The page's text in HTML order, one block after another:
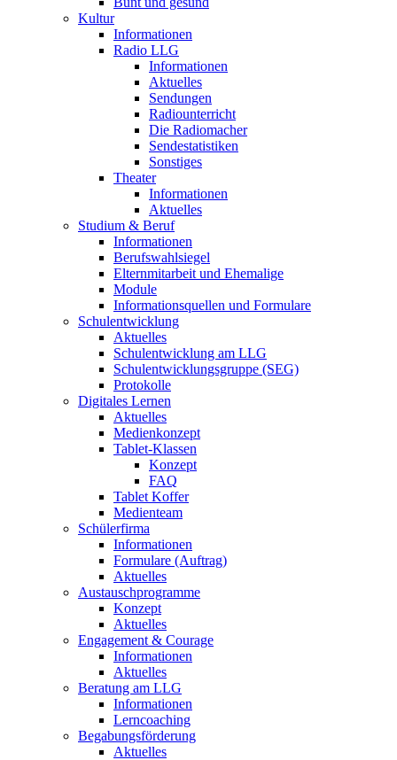
Kultur
Informationen
Radio LLG
Informationen
Aktuelles
Sendungen
Radiounterricht
Die Radiomacher
Sendestatistiken
Sonstiges
Theater
Informationen
Aktuelles
Studium & Beruf
Informationen
Berufswahlsiegel
Elternmitarbeit und Ehemalige
Module
Informationsquellen und Formulare
Schulentwicklung
Aktuelles
Schulentwicklung am LLG
Schulentwicklungsgruppe (SEG)
Protokolle
Digitales Lernen
Aktuelles
Medienkonzept
Tablet-Klassen
Konzept
FAQ
Tablet Koffer
Medienteam
Schülerfirma
Informationen
Formulare (Auftrag)
Aktuelles
Austauschprogramme
Konzept
Aktuelles
Engagement & Courage
Informationen
Aktuelles
Beratung am LLG
Informationen
Lerncoaching
Begabungsförderung
Aktuelles